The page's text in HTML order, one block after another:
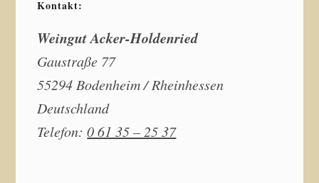
Kontakt:
Weingut Acker-Holdenried
Gaustraße 77
55294 Bodenheim / Rheinhessen
Deutschland
Telefon:0 61 35 – 25 37